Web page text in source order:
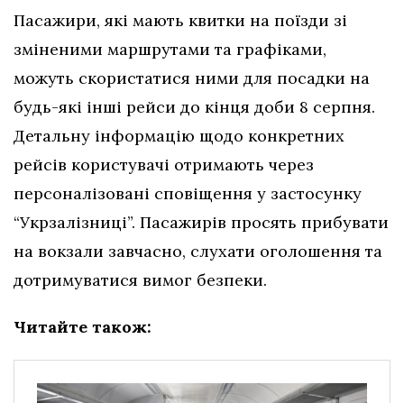
Пасажири, які мають квитки на поїзди зі
зміненими маршрутами та графіками,
можуть скористатися ними для посадки на
будь-які інші рейси до кінця доби 8 серпня.
Детальну інформацію щодо конкретних
рейсів користувачі отримають через
персоналізовані сповіщення у застосунку
“Укрзалізниці”. Пасажирів просять прибувати
на вокзали завчасно, слухати оголошення та
дотримуватися вимог безпеки.
Читайте також: